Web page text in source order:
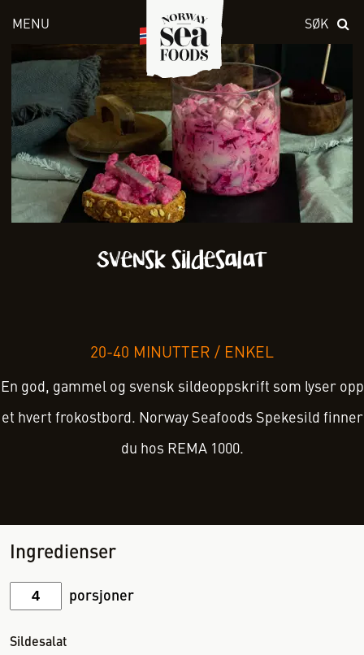
MENU SØK
Svensk sildesalat
20-40 MINUTTER / ENKEL
En god, gammel og svensk sildeoppskrift som lyser opp
et hvert frokostbord. Norway Seafoods Spekesild finner
du hos REMA 1000.
Ingredienser
porsjoner
Sildesalat